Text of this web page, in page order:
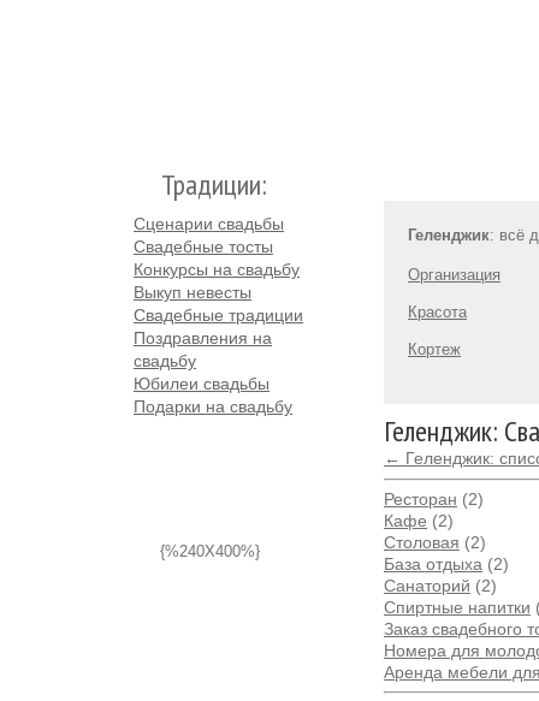
Традиции:
Сценарии свадьбы
Свадебные тосты
Конкурсы на свадьбу
Выкуп невесты
Свадебные традиции
Поздравления на
свадьбу
Юбилеи свадьбы
Подарки на свадьбу
{%240X400%}
Геленджик: всё
Организация
Красота
Кортеж
Геленджик:
← Геленджик:
Ресторан (2)
Кафе (2)
Столовая (2)
База отдыха (2)
Санаторий (2)
Спиртные напитки
Заказ свадебного
Номера для
Аренда мебели